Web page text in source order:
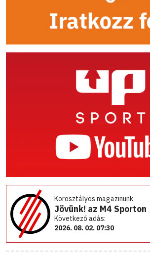
Korosztályos magazinunk
Jövünk! az M4 Sporton
Következő adás:
2026. 08. 02. 07:30